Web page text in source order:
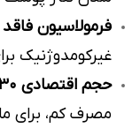
فرمولاسیون
غیرکومدوژنیک
حجم اقتصادی ۳۰ میلی‌لیتر:
مصرف کم، برای